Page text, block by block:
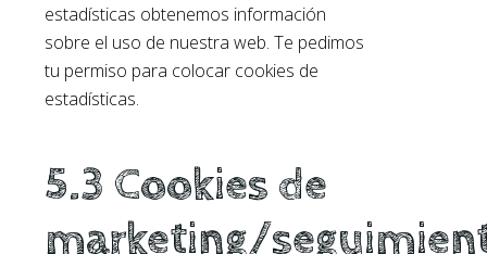
estadísticas obtenemos información
sobre el uso de nuestra web. Te pedimos
tu permiso para colocar cookies de
estadísticas.
5.3 Cookies de
marketing/